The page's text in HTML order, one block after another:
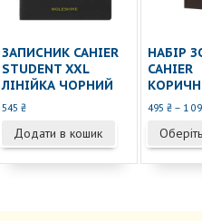
ЗАПИСНИК CAHIER
STUDENT XXL
ЛІНІЙКА ЧОРНИЙ
545 ₴
Додати в кошик
НАБІР
CAHIER
495 ₴ – 1